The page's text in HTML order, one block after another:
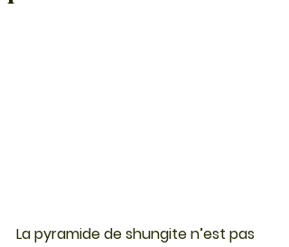
La pyramide de shungite n’est pas